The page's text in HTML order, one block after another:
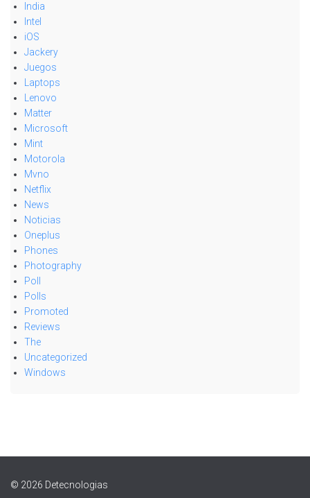
India
Intel
iOS
Jackery
Juegos
Laptops
Lenovo
Matter
Microsoft
Mint
Motorola
Mvno
Netflix
News
Noticias
Oneplus
Phones
Photography
Poll
Polls
Promoted
Reviews
The
Uncategorized
Windows
© 2026 Detecnologias